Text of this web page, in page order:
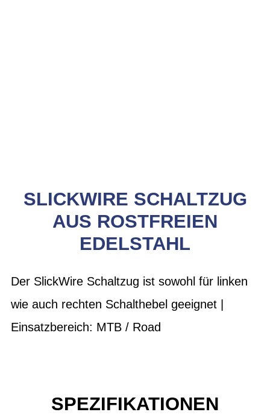
SLICKWIRE SCHALTZUG
AUS ROSTFREIEN
EDELSTAHL
Der SlickWire Schaltzug ist sowohl für linken
wie auch rechten Schalthebel geeignet |
Einsatzbereich: MTB / Road
SPEZIFIKATIONEN